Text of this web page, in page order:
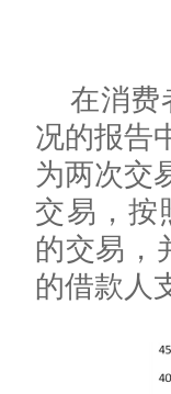
在消费
况的报告
为两次交
交易，按
的交易，
的借款人